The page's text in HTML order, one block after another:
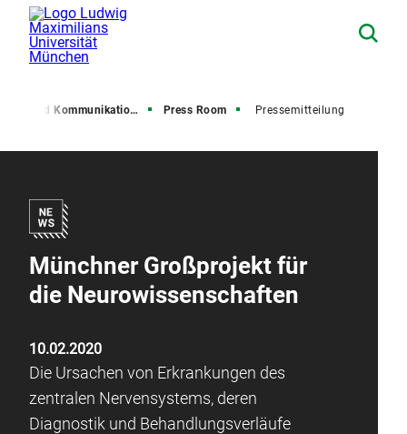
und Kommunikation (PuK) Press Room Pressemitteilung
Münchner Großprojekt für
die Neurowissenschaften
10.02.2020
Die Ursachen von Erkrankungen des
zentralen Nervensystems, deren
Diagnostik und Behandlungsverläufe